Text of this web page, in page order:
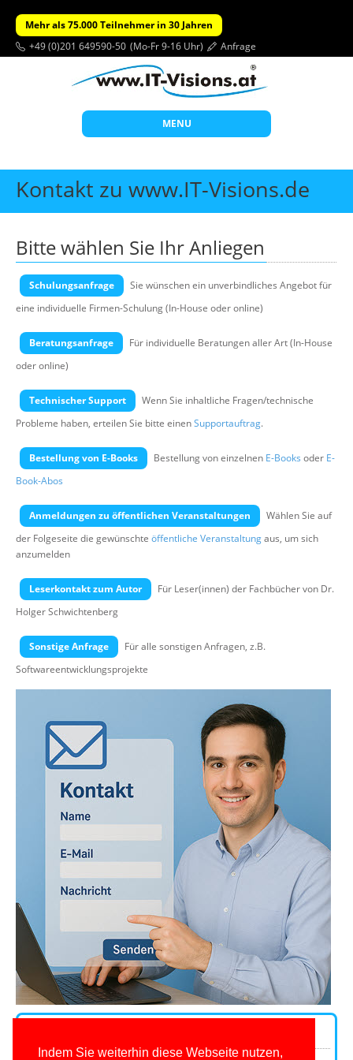
Indem Sie weiterhin diese Webseite nutzen,
Mehr als 75.000 Teilnehmer in 30 Jahren
+49 (0)201 649590-50 (Mo-Fr 9-16 Uhr) Anfrage
MENU
Start
Themen
Individuelle Schulungen
Offene Seminare
Wissen
Über uns
Kontakt zu www.IT-Visions.de
Bitte wählen Sie Ihr Anliegen
Schulungsanfrage
Sie wünschen ein unverbindliches Angebot für
eine individuelle Firmen-Schulung (In-House oder online)
Beratungsanfrage
Für individuelle Beratungen aller Art (In-House
oder online)
Technischer Support
Wenn Sie inhaltliche Fragen/technische
Probleme haben, erteilen Sie bitte einenSupportauftrag.
Bestellung von E-Books Bestellung von einzelnen E-Books oder E-
Book-Abos
Anmeldungen zu öffentlichen Veranstaltungen
Wählen Sie auf
der Folgeseite die gewünschte öffentliche Veranstaltungaus, um sich
anzumelden
Leserkontakt zum Autor
Für Leser(innen) der Fachbücher von Dr.
Holger Schwichtenberg
Sonstige Anfrage
Für alle sonstigen Anfragen, z.B.
Softwareentwicklungsprojekte